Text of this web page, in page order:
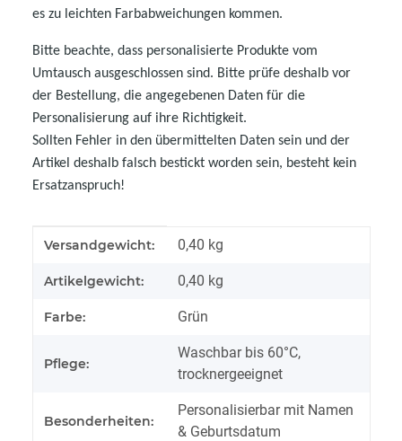
es zu leichten Farbabweichungen kommen.
Bitte beachte, dass personalisierte Produkte vom
Umtausch ausgeschlossen sind. Bitte prüfe deshalb vor
der Bestellung, die angegebenen Daten für die
Personalisierung auf ihre Richtigkeit.
Sollten Fehler in den übermittelten Daten sein und der
Artikel deshalb falsch bestickt worden sein, besteht kein
Ersatzanspruch!
Produkteigenschaft
Wert
Versandgewicht: 0,40 kg
Artikelgewicht: 0,40 kg
Farbe: Grün
Pflege:
Waschbar bis 60°C,
trocknergeeignet
Besonderheiten:
Personalisierbar mit Namen
& Geburtsdatum